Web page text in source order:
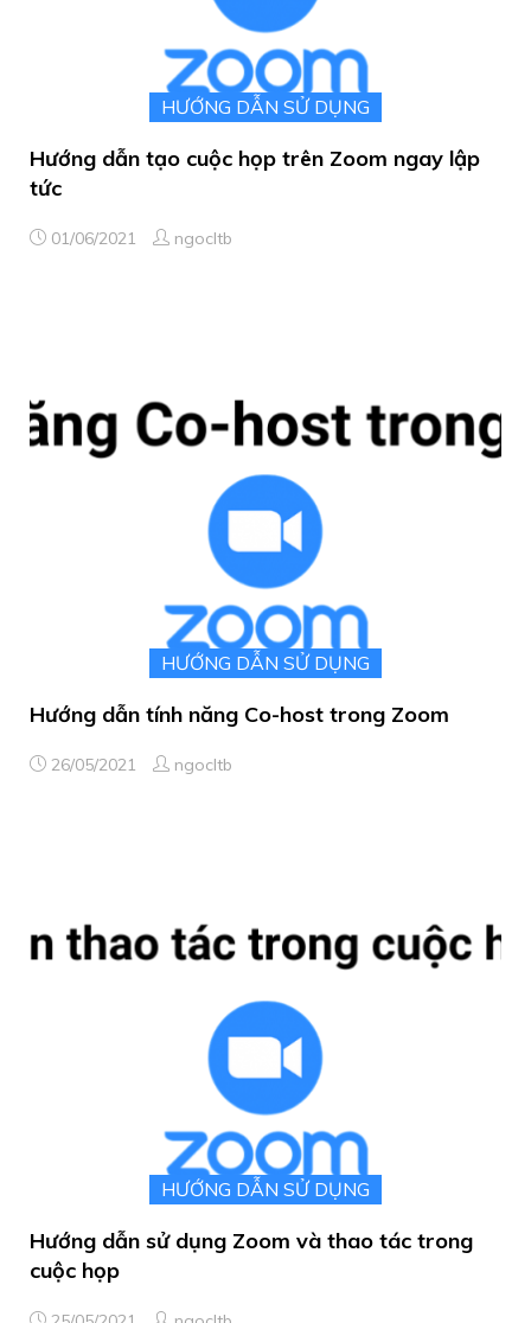
HƯỚNG DẪN SỬ DỤNG
Hướng dẫn tạo cuộc họp trên Zoom ngay lập
tức
01/06/2021 ngocltb
HƯỚNG DẪN SỬ DỤNG
Hướng dẫn tính năng Co-host trong Zoom
26/05/2021 ngocltb
HƯỚNG DẪN SỬ DỤNG
Hướng dẫn sử dụng Zoom và thao tác trong
cuộc họp